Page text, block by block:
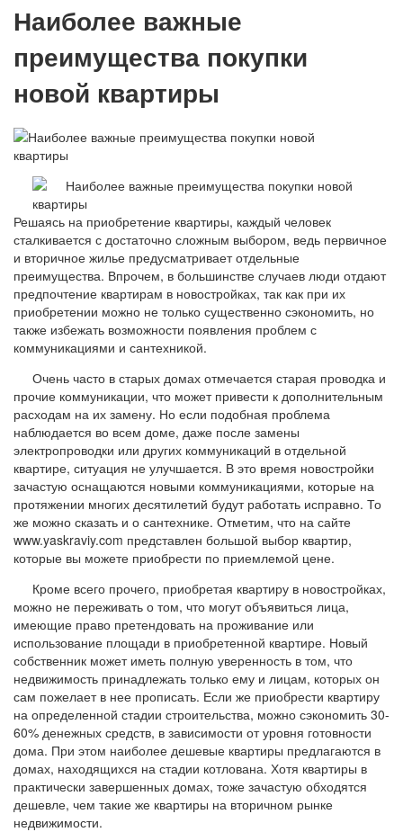
Наиболее важные
преимущества покупки
новой квартиры
Решаясь на приобретение квартиры, каждый человек
сталкивается с достаточно сложным выбором, ведь первичное
и вторичное жилье предусматривает отдельные
преимущества. Впрочем, в большинстве случаев люди отдают
предпочтение квартирам в новостройках, так как при их
приобретении можно не только существенно сэкономить, но
также избежать возможности появления проблем с
коммуникациями и сантехникой.
Очень часто в старых домах отмечается старая проводка и
прочие коммуникации, что может привести к дополнительным
расходам на их замену. Но если подобная проблема
наблюдается во всем доме, даже после замены
электропроводки или других коммуникаций в отдельной
квартире, ситуация не улучшается. В это время новостройки
зачастую оснащаются новыми коммуникациями, которые на
протяжении многих десятилетий будут работать исправно. То
же можно сказать и о сантехнике. Отметим, что на сайте
www.yaskraviy.com представлен большой выбор квартир,
которые вы можете приобрести по приемлемой цене.
Кроме всего прочего, приобретая квартиру в новостройках,
можно не переживать о том, что могут объявиться лица,
имеющие право претендовать на проживание или
использование площади в приобретенной квартире. Новый
собственник может иметь полную уверенность в том, что
недвижимость принадлежать только ему и лицам, которых он
сам пожелает в нее прописать. Если же приобрести квартиру
на определенной стадии строительства, можно сэкономить 30-
60% денежных средств, в зависимости от уровня готовности
дома. При этом наиболее дешевые квартиры предлагаются в
домах, находящихся на стадии котлована. Хотя квартиры в
практически завершенных домах, тоже зачастую обходятся
дешевле, чем такие же квартиры на вторичном рынке
недвижимости.